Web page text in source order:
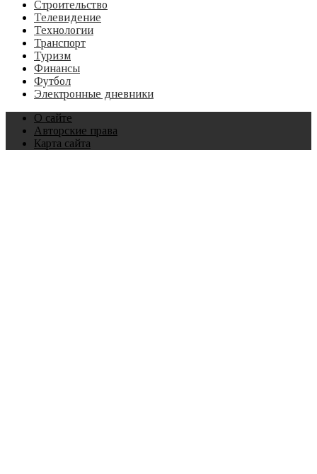
Строительство
Телевидение
Технологии
Транспорт
Туризм
Финансы
Футбол
Электронные дневники
О сайте
Авторские права
Карта сайта